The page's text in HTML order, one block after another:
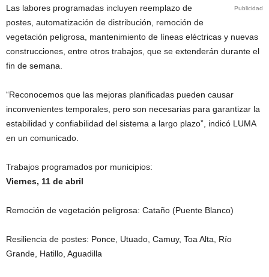
Publicidad
Las labores programadas incluyen reemplazo de
postes, automatización de distribución, remoción de
vegetación peligrosa, mantenimiento de líneas eléctricas y nuevas
construcciones, entre otros trabajos, que se extenderán durante el
fin de semana.
“Reconocemos que las mejoras planificadas pueden causar
inconvenientes temporales, pero son necesarias para garantizar la
estabilidad y confiabilidad del sistema a largo plazo”, indicó LUMA
en un comunicado.
Trabajos programados por municipios:
Viernes, 11 de abril
Remoción de vegetación peligrosa: Cataño (Puente Blanco)
Resiliencia de postes: Ponce, Utuado, Camuy, Toa Alta, Río
Grande, Hatillo, Aguadilla